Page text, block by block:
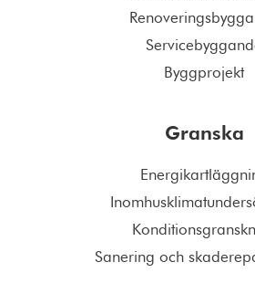
Byggprojekt
Granska
Sanering och